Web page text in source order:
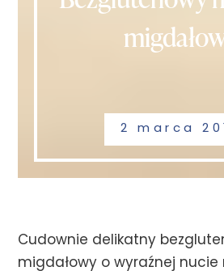
2 marca
Cudownie delikatny
migdałowy o wyraźnej